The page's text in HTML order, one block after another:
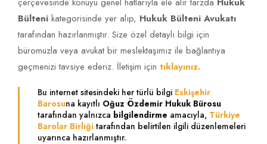
Bülteni kategorisinde yer alıp, Hukuk Bülteni Avukatı
tarafından hazırlanmıştır. Size özel detaylı bilgi için
büromuzla veya avukat bir meslektaşımız ile bağlantıya
geçmenizi tavsiye ederiz. İletişim için tıklayınız.
Bu internet sitesindeki her türlü bilgi Eskişehir
Barosuna kayıtlı Oğuz Özdemir Hukuk Bürosu
tarafından yalnızca bilgilendirme amacıyla, Türkiye
Barolar Birliği tarafından belirtilen ilgili düzenlemeleri
uyarınca hazırlanmıştır.